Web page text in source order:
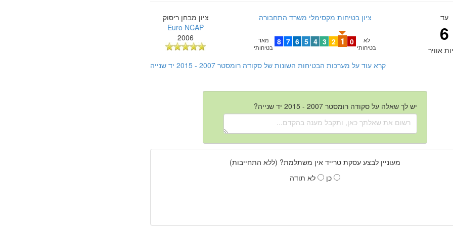
עד
6
אוויר
ציון בטיחות מקסימלי משרד התחבורה
לא
בטיחותי
0
1
2
3
4
5
6
7
8
מאד
בטיחותי
ציון מבחן ריסוק
Euro NCAP
2006
קרא עוד על מערכות הבטיחות השונות של סקודה רומסטר 2007 - 2015 יד שנייה
יש לך שאלה על סקודה רומסטר 2007 - 2015 יד שנייה?
מעוניין לבצע עסקת טרייד אין משתלמת? (ללא התחייבות)
כן
לא תודה